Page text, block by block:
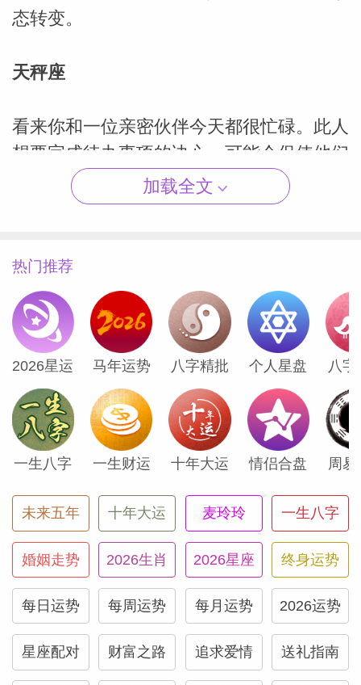
态转变。
天秤座
看来你和一位亲密伙伴今天都很忙碌。此人
想要完成待办事项的决心，可能会促使他们
向你寻求帮助。他们似乎相当坚定，所以如
果你无法提供帮助，今天可能就很少见到他
助，或许给对方一些空间是最好的选择。他
们在追求目标时可能不太有耐心，因此你的
一点理解将大有裨益。
天蝎座
作为天蝎座，你喜欢知晓所有的秘密和隐藏
的细节。这是第八宫的本质，而天蝎座天生
主宰此宫。但由于木星目前正行经你的第九
宫，你不仅想知道秘密，更关注事情的实际
客观真相。你甚至可能会发现，随着年龄增
长和生活阅历的积累，你对真理的认知正在
发生变化。这是因为你已经成长，生活中的
种种变化推动你蜕变为如今的自己。
射手座
加载全文
热门推荐
2026星运 马年运势 八字精批 个人星盘 八
一生八字 一生财运 十年大运 情侣合盘 周易
未来五年 十年大运 麦玲玲 一生八字
婚姻走势 2026生肖 2026星座 终身运势
每日运势 每周运势 每月运势 2026运势
星座配对 财富之路 追求爱情 送礼指南